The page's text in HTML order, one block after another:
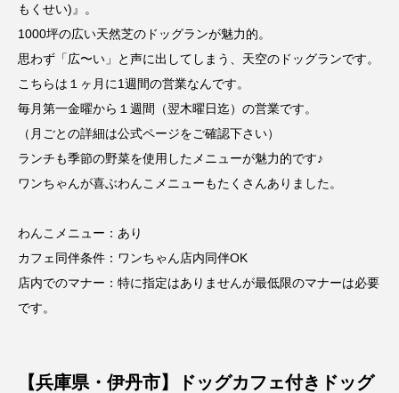
もくせい)』。
1000坪の広い天然芝のドッグランが魅力的。
思わず「広〜い」と声に出してしまう、天空のドッグランです。
こちらは１ヶ月に1週間の営業なんです。
毎月第一金曜から１週間（翌木曜日迄）の営業です。
（月ごとの詳細は公式ページをご確認下さい）
ランチも季節の野菜を使用したメニューが魅力的です♪
ワンちゃんが喜ぶわんこメニューもたくさんありました。
わんこメニュー：あり
カフェ同伴条件：ワンちゃん店内同伴OK
店内でのマナー：特に指定はありませんが最低限のマナーは必要
です。
【兵庫県・伊丹市】ドッグカフェ付きドッグ